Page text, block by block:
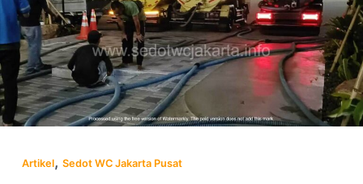
Artikel,Sedot WC Jakarta Pusat